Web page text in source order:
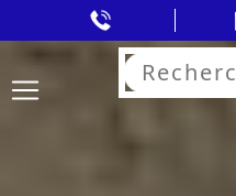
Rechercher